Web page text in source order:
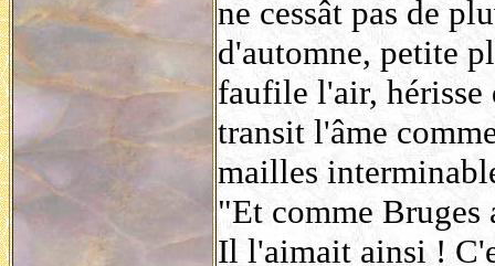
ne cessât pas de
d'automne, petite
faufile l'air, hérisse
transit l'âme
mailles
"Et comme Bruges
Il l'aimait ainsi !